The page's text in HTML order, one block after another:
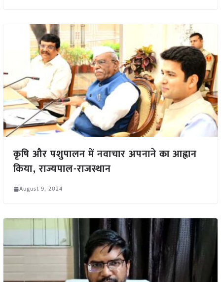
कृषि और पशुपालन में नवाचार अपनाने का आह्वान
किया, राज्यपाल-राजस्थान
August 9, 2024